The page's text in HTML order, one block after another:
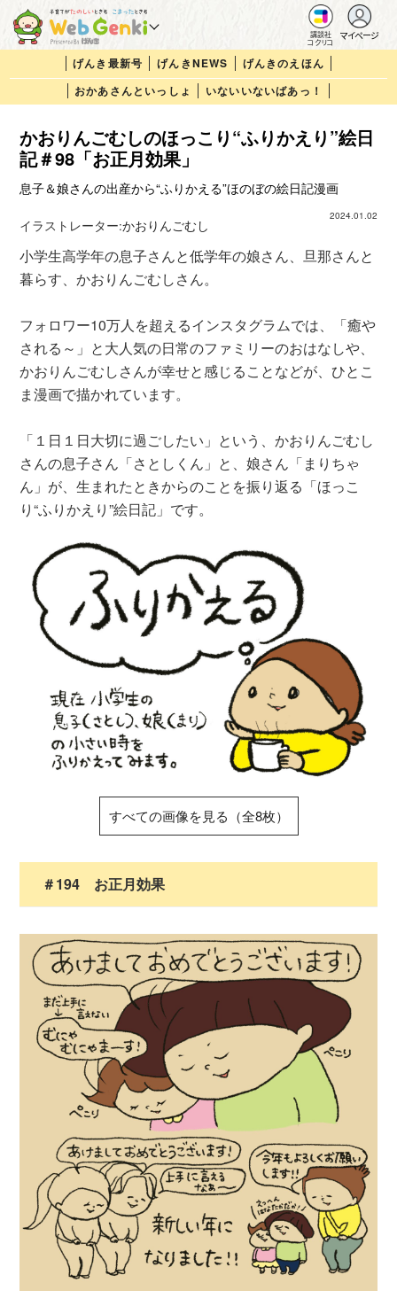
講談社
コクリコ
マイページ
げんき最新号 げんきNEWS
げんきのえほん
おかあさんといっしょ
いないいないばあっ！
かおりんごむしのほっこり“ふりかえり”絵日
記＃98「お正月効果」
息子＆娘さんの出産から“ふりかえる”ほのぼの絵日記漫画
2024.01.02
イラストレーター:かおりんごむし
小学生高学年の息子さんと低学年の娘さん、旦那さんと
暮らす、かおりんごむしさん。
フォロワー10万人を超えるインスタグラムでは、「癒や
される～」と大人気の日常のファミリーのおはなしや、
かおりんごむしさんが幸せと感じることなどが、ひとこ
ま漫画で描かれています。
「１日１日大切に過ごしたい」という、かおりんごむし
さんの息子さん「さとしくん」と、娘さん「まりちゃ
ん」が、生まれたときからのことを振り返る「ほっこ
り“ふりかえり”絵日記」です。
すべての画像を見る（全8枚）
＃194 お正月効果